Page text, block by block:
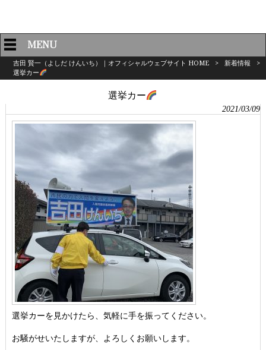
MENU
吉田 賢一（よしだ けんいち）｜オフィシャルウェブサイト HOME > 新着情報
>
選挙カー
選挙カー
2021/03/09
選挙カーを見かけたら、気軽に手を振ってください。
お騒がせいたしますが、よろしくお願いします。